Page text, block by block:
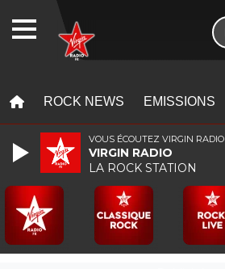
ROCK NEWS EMISSIONS
VOUS ÉCOUTEZ VIRGIN RADIO
VIRGIN RADIO
LA ROCK STATION
WEBRADIO